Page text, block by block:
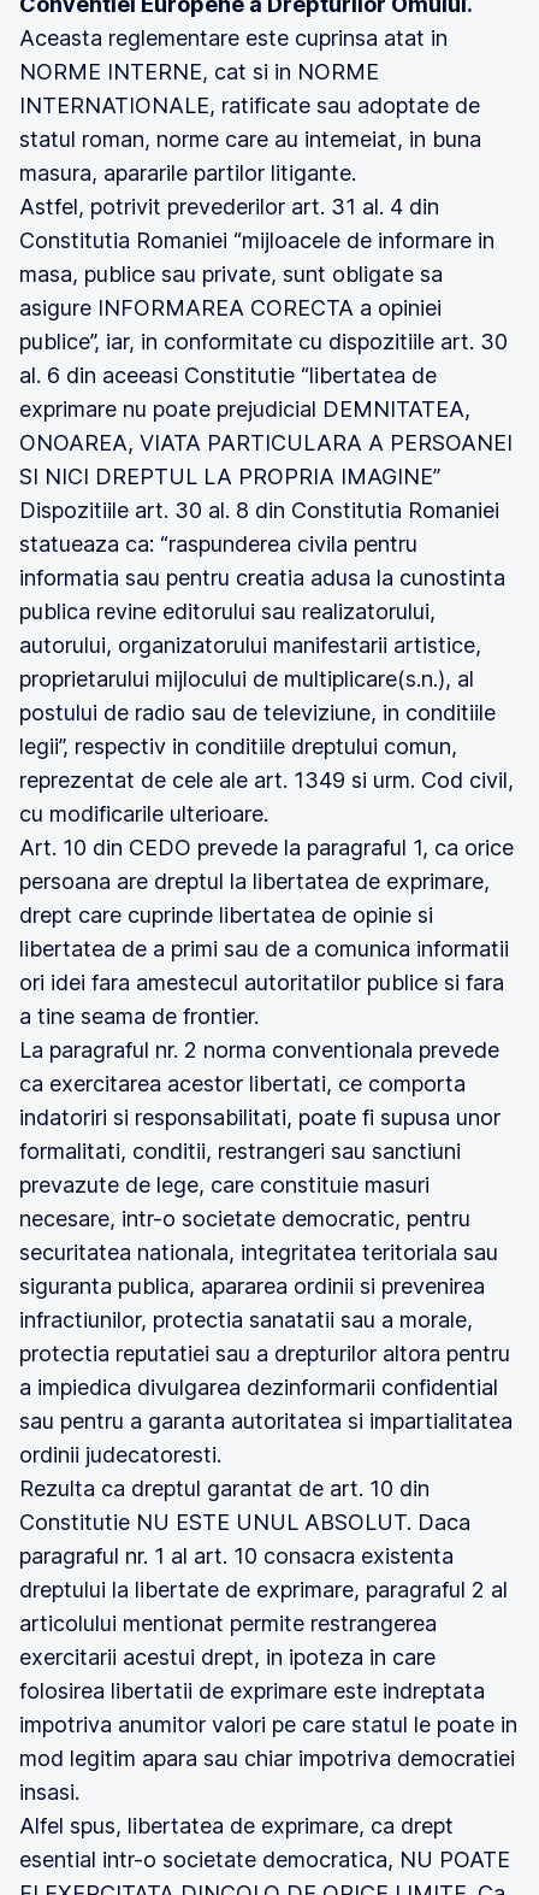
Aceasta reglementare este cuprinsa atat in
NORME INTERNE, cat si in NORME
INTERNATIONALE, ratificate sau adoptate de
statul roman, norme care au intemeiat, in buna
masura, apararile partilor litigante.
Astfel, potrivit prevederilor art. 31 al. 4 din
Constitutia Romaniei “mijloacele de informare in
masa, publice sau private, sunt obligate sa
asigure INFORMAREA CORECTA a opiniei
publice”, iar, in conformitate cu dispozitiile art. 30
al. 6 din aceeasi Constitutie “libertatea de
exprimare nu poate prejudicial DEMNITATEA,
ONOAREA, VIATA PARTICULARA A PERSOANEI
SI NICI DREPTUL LA PROPRIA IMAGINE”
Dispozitiile art. 30 al. 8 din Constitutia Romaniei
statueaza ca: “raspunderea civila pentru
informatia sau pentru creatia adusa la cunostinta
publica revine editorului sau realizatorului,
autorului, organizatorului manifestarii artistice,
proprietarului mijlocului de multiplicare(s.n.), al
postului de radio sau de televiziune, in conditiile
legii”, respectiv in conditiile dreptului comun,
reprezentat de cele ale art. 1349 si urm. Cod civil,
cu modificarile ulterioare.
Art. 10 din CEDO prevede la paragraful 1, ca orice
persoana are dreptul la libertatea de exprimare,
drept care cuprinde libertatea de opinie si
libertatea de a primi sau de a comunica informatii
ori idei fara amestecul autoritatilor publice si fara
a tine seama de frontier.
La paragraful nr. 2 norma conventionala prevede
ca exercitarea acestor libertati, ce comporta
indatoriri si responsabilitati, poate fi supusa unor
formalitati, conditii, restrangeri sau sanctiuni
prevazute de lege, care constituie masuri
necesare, intr-o societate democratic, pentru
securitatea nationala, integritatea teritoriala sau
siguranta publica, apararea ordinii si prevenirea
infractiunilor, protectia sanatatii sau a morale,
protectia reputatiei sau a drepturilor altora pentru
a impiedica divulgarea dezinformarii confidential
sau pentru a garanta autoritatea si impartialitatea
ordinii judecatoresti.
Rezulta ca dreptul garantat de art. 10 din
Constitutie NU ESTE UNUL ABSOLUT. Daca
paragraful nr. 1 al art. 10 consacra existenta
dreptului la libertate de exprimare, paragraful 2 al
articolului mentionat permite restrangerea
exercitarii acestui drept, in ipoteza in care
folosirea libertatii de exprimare este indreptata
impotriva anumitor valori pe care statul le poate in
mod legitim apara sau chiar impotriva democratiei
insasi.
Alfel spus, libertatea de exprimare, ca drept
esential intr-o societate democratica, NU POATE